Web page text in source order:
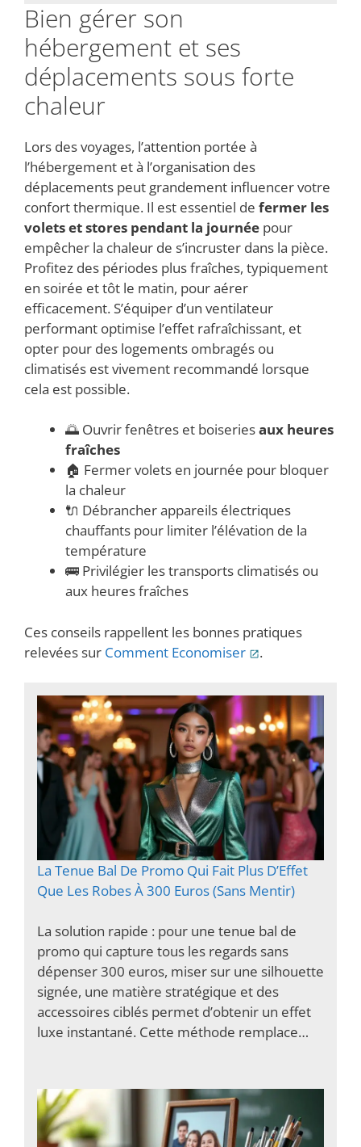
Bien gérer son
hébergement et ses
déplacements sous forte
chaleur
Lors des voyages, l’attention portée à
l’hébergement et à l’organisation des
déplacements peut grandement influencer votre
confort thermique. Il est essentiel de fermer les
volets et stores pendant la journée pour
empêcher la chaleur de s’incruster dans la pièce.
Profitez des périodes plus fraîches, typiquement
en soirée et tôt le matin, pour aérer
efficacement. S’équiper d’un ventilateur
performant optimise l’effet rafraîchissant, et
opter pour des logements ombragés ou
climatisés est vivement recommandé lorsque
cela est possible.
🌅 Ouvrir fenêtres et boiseriesaux heures
fraîches
🏠 Fermer volets en journée pour bloquer
la chaleur
🔌 Débrancher appareils électriques
chauffants pour limiter l’élévation de la
température
🚌 Privilégier les transports climatisés ou
aux heures fraîches
Ces conseils rappellent les bonnes pratiques
relevées sur Comment Economiser .
La Tenue Bal De Promo Qui Fait Plus D’Effet
Que Les Robes À 300 Euros (Sans Mentir)
La solution rapide : pour une tenue bal de
promo qui capture tous les regards sans
dépenser 300 euros, miser sur une silhouette
signée, une matière stratégique et des
accessoires ciblés permet d’obtenir un effet
luxe instantané. Cette méthode remplace…